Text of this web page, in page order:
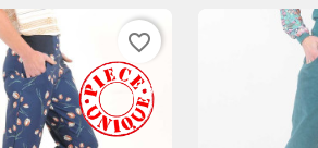
favorite_border